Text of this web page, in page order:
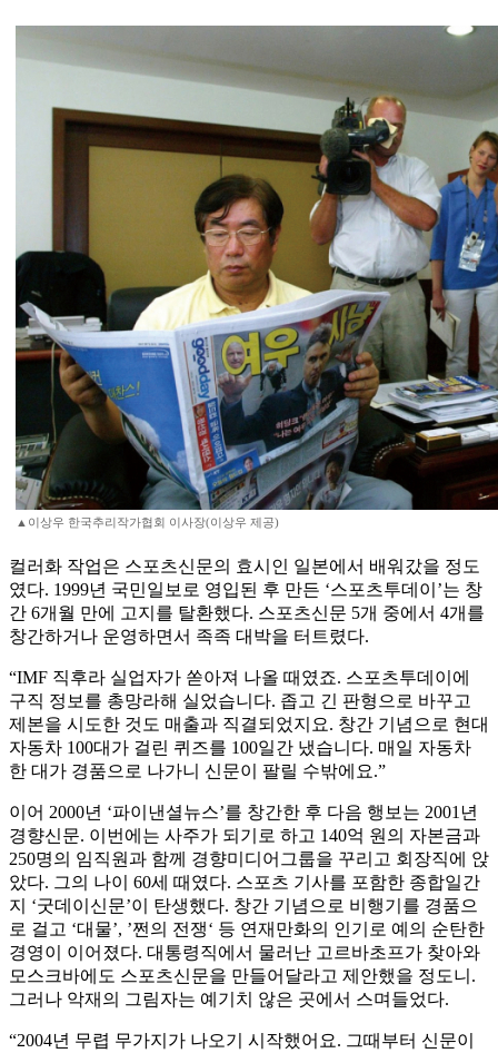
▲이상우 한국추리작가협회 이사장(이상우 제공)
컬러화 작업은 스포츠신문의 효시인 일본에서 배워갔을 정도
였다. 1999년 국민일보로 영입된 후 만든 ‘스포츠투데이’는 창
간 6개월 만에 고지를 탈환했다. 스포츠신문 5개 중에서 4개를
창간하거나 운영하면서 족족 대박을 터트렸다.
“IMF 직후라 실업자가 쏟아져 나올 때였죠. 스포츠투데이에
구직 정보를 총망라해 실었습니다. 좁고 긴 판형으로 바꾸고
제본을 시도한 것도 매출과 직결되었지요. 창간 기념으로 현대
자동차 100대가 걸린 퀴즈를 100일간 냈습니다. 매일 자동차
한 대가 경품으로 나가니 신문이 팔릴 수밖에요.”
이어 2000년 ‘파이낸셜뉴스’를 창간한 후 다음 행보는 2001년
경향신문. 이번에는 사주가 되기로 하고 140억 원의 자본금과
250명의 임직원과 함께 경향미디어그룹을 꾸리고 회장직에 앉
았다. 그의 나이 60세 때였다. 스포츠 기사를 포함한 종합일간
지 ‘굿데이신문’이 탄생했다. 창간 기념으로 비행기를 경품으
로 걸고 ‘대물’, ’쩐의 전쟁‘ 등 연재만화의 인기로 예의 순탄한
경영이 이어졌다. 대통령직에서 물러난 고르바초프가 찾아와
모스크바에도 스포츠신문을 만들어달라고 제안했을 정도니.
그러나 악재의 그림자는 예기치 않은 곳에서 스며들었다.
“2004년 무렵 무가지가 나오기 시작했어요. 그때부터 신문이